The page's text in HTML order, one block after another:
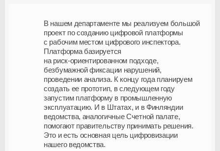
В нашем департаменте мы реализуем большой
проект по созданию цифровой платформы
с рабочим местом цифрового инспектора.
Платформа базируется
на риск-ориентированном подходе,
безбумажной фиксации нарушений,
проведении анализа. К концу года планируем
создать ее прототип, в следующем году
запустим платформу в промышленную
эксплуатацию. И в Штатах, и в Финляндии
ведомства, аналогичные Счетной палате,
помогают правительству принимать решения.
Это и есть основная цель цифровизации
нашего ведомства.